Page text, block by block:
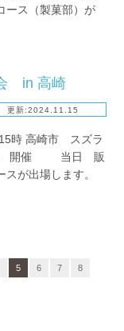
ス（製菓部）が
in 高崎
更新:2024.11.15
時 高崎市 スズラ
会 開催 当日 販
が出場します。
5 6 7 8